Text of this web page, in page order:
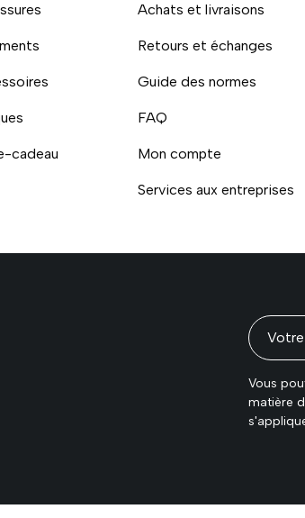
cadeau
Achats et livraisons
Retours et échanges
Guide des normes
FAQ
Mon compte
Services aux entreprises
Vous
matière